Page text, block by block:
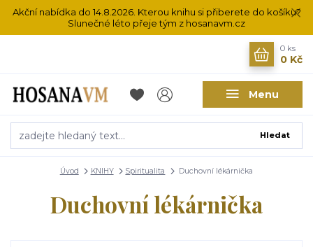
Akční nabídka do 14.8.2026. Kterou knihu si přiberete do košíku?
Slunečné léto přeje tým z hosanavm.cz
Menu
Hledat
0 ks
0 Kč
Úvod KNIHY Spiritualita Duchovní lékárnička
Duchovní lékárnička